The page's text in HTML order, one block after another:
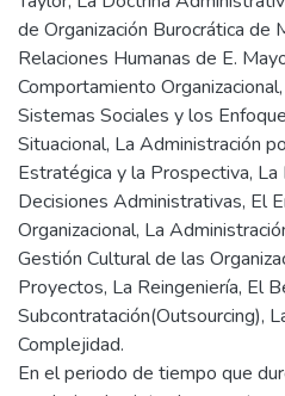
de Organización Burocrática de
Relaciones Humanas de E.
Comportamiento
Sistemas Sociales y los
Situacional, La Administración
Estratégica y la Prospectiva, La
Decisiones Administrativas, El
Organizacional, La
Gestión Cultural de las
Proyectos, La Reingeniería, El
Subcontratación(Outsourcing),
Complejidad.
En el periodo de tiempo que